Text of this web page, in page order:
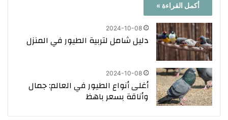
أكمل القراءة »
2024-10-08
دليل شامل لتربية الطيور في المنزل
2024-10-08
أغلى أنواع الطيور في العالم: جمال
وأناقة بسعر باهظ